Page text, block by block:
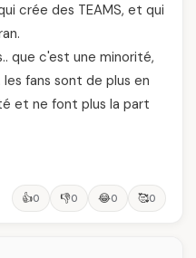
crée des TEAMS, et qui
que c'est une minorité,
fans sont de plus en
et ne font plus la part
👍0 👎0 😂0 🥰0